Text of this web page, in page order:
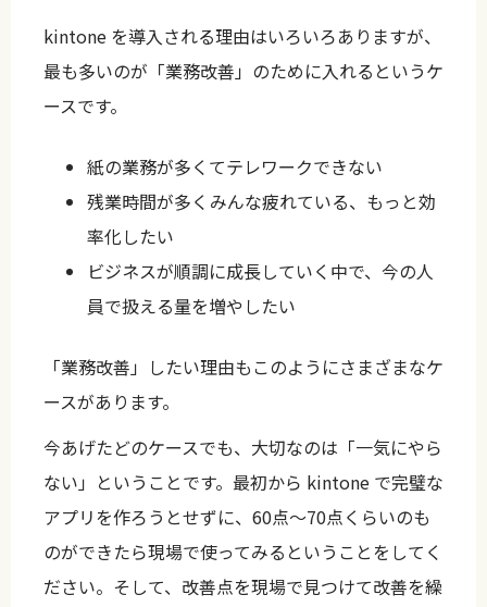
kintone を導入される理由はいろいろありますが、
最も多いのが「業務改善」のために入れるというケ
ースです。
紙の業務が多くてテレワークできない
残業時間が多くみんな疲れている、もっと効
率化したい
ビジネスが順調に成長していく中で、今の人
員で扱える量を増やしたい
「業務改善」したい理由もこのようにさまざまなケ
ースがあります。
今あげたどのケースでも、大切なのは「一気にやら
ない」ということです。最初から kintone で完璧な
アプリを作ろうとせずに、60点〜70点くらいのも
のができたら現場で使ってみるということをしてく
ださい。そして、改善点を現場で見つけて改善を繰